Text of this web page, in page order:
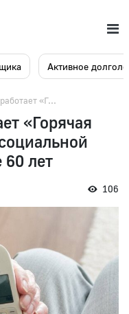
Активное
«Г...
«Горячая
лет
106